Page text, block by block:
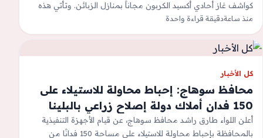
كواشف غاز أحادي أكسيد الكربون مجاناً بمنازل الزبائن. وتأتي هذه
الحملة تحسباً لموسم الشتاء…
منذ ساعةدقيقة قراءة واحدة
كل الأخبار
محافظ سوهاج: إحباط محاولة للاستيلاء على
150 فدان أملاك دولة إصلاح زراعي بالبلينا
أعلن اللواء طارق راشد محافظ سوهاج، عن قيام الأجهزة التنفيذية
بالمحافظة بإحباط محاولة للاستيلاء على مساحة 150 فدانًا من